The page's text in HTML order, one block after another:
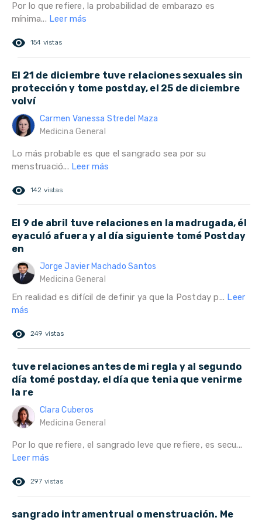
Por lo que refiere, la probabilidad de embarazo es
mínima... Leer más
remove_red_eye 154 vistas
El 21 de diciembre tuve relaciones sexuales sin
protección y tome postday, el 25 de diciembre
volví
Carmen Vanessa Stredel Maza
Medicina General
Lo más probable es que el sangrado sea por su
menstruació... Leer más
remove_red_eye 142 vistas
El 9 de abril tuve relaciones en la madrugada, él
eyaculó afuera y al día siguiente tomé Postday
en
Jorge Javier Machado Santos
Medicina General
En realidad es difícil de definir ya que la Postday p... Leer
más
remove_red_eye 249 vistas
tuve relaciones antes de mi regla y al segundo
día tomé postday, el día que tenia que venirme
la re
Clara Cuberos
Medicina General
Por lo que refiere, el sangrado leve que refiere, es secu...
Leer más
remove_red_eye 297 vistas
sangrado intramentrual o menstruación. Me